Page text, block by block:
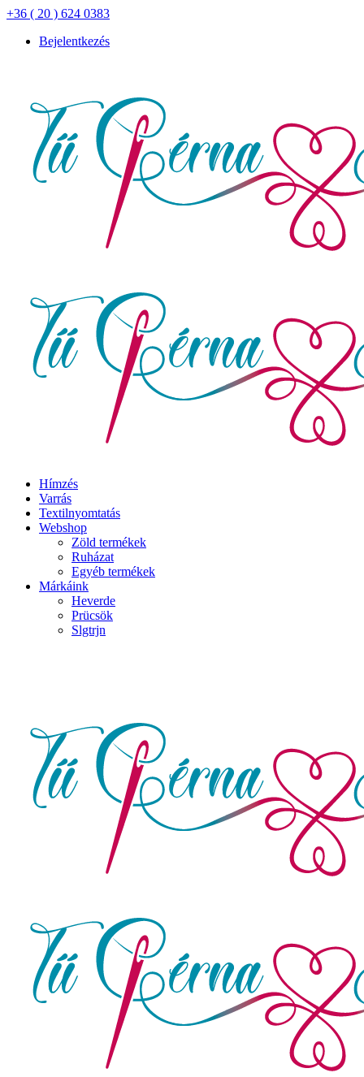
+36 ( 20 ) 624 0383
Bejelentkezés
Hímzés
Varrás
Textilnyomtatás
Webshop
Zöld termékek
Ruházat
Egyéb termékek
Márkáink
Heverde
Prücsök
Slgtrjn